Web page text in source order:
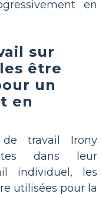
en
sur
être
un
en
de travail Irony
dans leur
individuel, les
utilisées pour la